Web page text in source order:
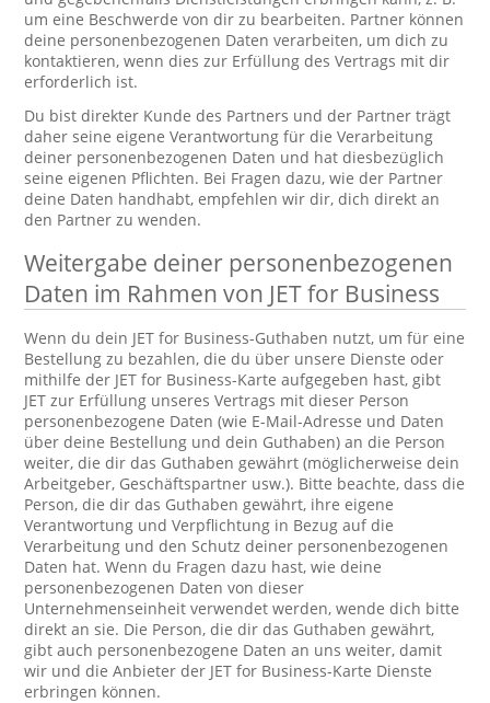
um eine Beschwerde von dir zu bearbeiten. Partner können
deine personenbezogenen Daten verarbeiten, um dich zu
kontaktieren, wenn dies zur Erfüllung des Vertrags mit dir
erforderlich ist.
Du bist direkter Kunde des Partners und der Partner trägt
daher seine eigene Verantwortung für die Verarbeitung
deiner personenbezogenen Daten und hat diesbezüglich
seine eigenen Pflichten. Bei Fragen dazu, wie der Partner
deine Daten handhabt, empfehlen wir dir, dich direkt an
den Partner zu wenden.
Weitergabe deiner personenbezogenen
Daten im Rahmen von JET for Business
Wenn du dein JET for Business-Guthaben nutzt, um für eine
Bestellung zu bezahlen, die du über unsere Dienste oder
mithilfe der JET for Business-Karte aufgegeben hast, gibt
JET zur Erfüllung unseres Vertrags mit dieser Person
personenbezogene Daten (wie E-Mail-Adresse und Daten
über deine Bestellung und dein Guthaben) an die Person
weiter, die dir das Guthaben gewährt (möglicherweise dein
Arbeitgeber, Geschäftspartner usw.). Bitte beachte, dass die
Person, die dir das Guthaben gewährt, ihre eigene
Verantwortung und Verpflichtung in Bezug auf die
Verarbeitung und den Schutz deiner personenbezogenen
Daten hat. Wenn du Fragen dazu hast, wie deine
personenbezogenen Daten von dieser
Unternehmenseinheit verwendet werden, wende dich bitte
direkt an sie. Die Person, die dir das Guthaben gewährt,
gibt auch personenbezogene Daten an uns weiter, damit
wir und die Anbieter der JET for Business-Karte Dienste
erbringen können.